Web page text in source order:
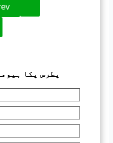
پطرس پکا